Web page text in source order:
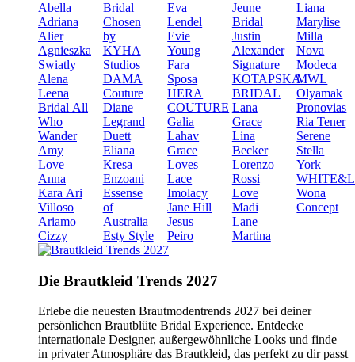
Abella
Adriana
Alier
Agnieszka
Swiatly
Alena
Leena
Bridal All
Who
Wander
Amy
Love
Anna
Kara Ari
Villoso
Ariamo
Cizzy
Bridal
Chosen
by
KYHA
Studios
DAMA
Couture
Diane
Legrand
Duett
Eliana
Kresa
Enzoani
Essense
of
Australia
Esty Style
Eva
Lendel
Evie
Young
Fara
Sposa
HERA
COUTURE
Galia
Lahav
Grace
Loves
Lace
Imolacy
Jane Hill
Jesus
Peiro
Jeune
Bridal
Justin
Alexander
Signature
KOTAPSKA
BRIDAL
Lana
Grace
Lina
Becker
Lorenzo
Rossi
Love
Madi
Lane
Martina
Liana
Marylise
Milla
Nova
Modeca
MWL
Olyamak
Pronovias
Ria Tener
Serene
Stella
York
Wona
Concept
Die Brautkleid Trends 2027
Erlebe die neuesten Brautmodentrends 2027 bei deiner
persönlichen Brautblüte Bridal Experience. Entdecke
internationale Designer, außergewöhnliche Looks und finde
in privater Atmosphäre das Brautkleid, das perfekt zu dir passt